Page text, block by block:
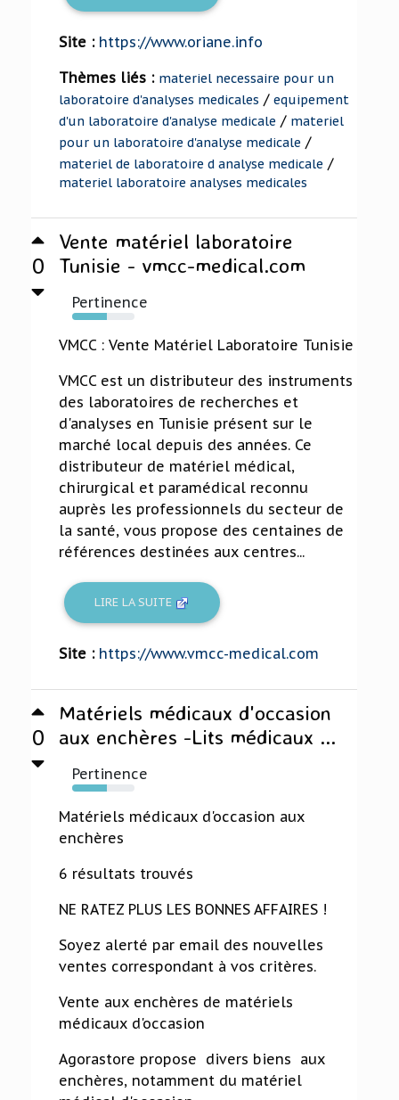
Site : https://www.oriane.info
Thèmes liés : materiel necessaire pour un
laboratoire d'analyses medicales / equipement
d'un laboratoire d'analyse medicale / materiel
pour un laboratoire d'analyse medicale /
materiel de laboratoire d analyse medicale /
materiel laboratoire analyses medicales
0
Vente matériel laboratoire
Tunisie - vmcc-medical.com
Pertinence
56%
VMCC : Vente Matériel Laboratoire Tunisie
VMCC est un distributeur des instruments
des laboratoires de recherches et
d'analyses en Tunisie présent sur le
marché local depuis des années. Ce
distributeur de matériel médical,
chirurgical et paramédical reconnu
auprès les professionnels du secteur de
la santé, vous propose des centaines de
références destinées aux centres...
LIRE LA SUITE
Site : https://www.vmcc-medical.com
0
Matériels médicaux d'occasion
aux enchères -Lits médicaux ...
Pertinence
55%
Matériels médicaux d'occasion aux
enchères
6 résultats trouvés
NE RATEZ PLUS LES BONNES AFFAIRES !
Soyez alerté par email des nouvelles
ventes correspondant à vos critères.
Vente aux enchères de matériels
médicaux d'occasion
Agorastore propose divers biens aux
enchères, notamment du matériel